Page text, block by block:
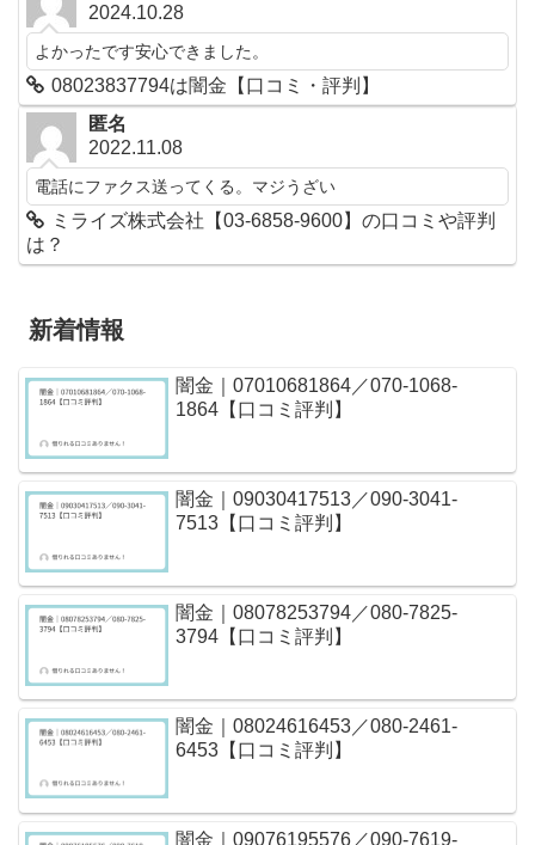
2024.10.28
よかったです安心できました。
08023837794は闇金【口コミ・評判】
匿名
2022.11.08
電話にファクス送ってくる。マジうざい
ミライズ株式会社【03-6858-9600】の口コミや評判
は？
新着情報
闇金｜07010681864／070-1068-
1864【口コミ評判】
闇金｜09030417513／090-3041-
7513【口コミ評判】
闇金｜08078253794／080-7825-
3794【口コミ評判】
闇金｜08024616453／080-2461-
6453【口コミ評判】
闇金｜09076195576／090-7619-